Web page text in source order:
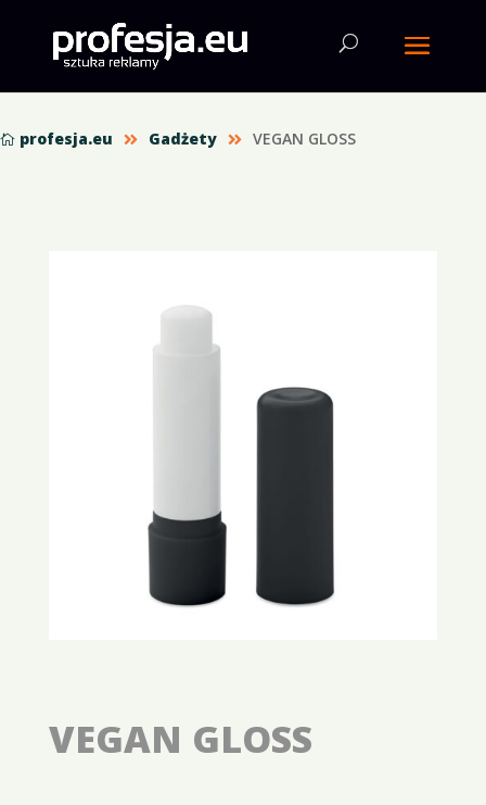
 profesja.eu  Gadżety  VEGAN GLOSS
VEGAN GLOSS